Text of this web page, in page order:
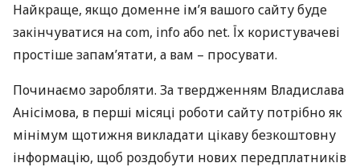
Найкраще, якщо доменне ім’я вашого сайту буде
закінчуватися на com, info або net. Їх користувачеві
простіше запам’ятати, а вам – просувати.
Починаємо заробляти. За твердженням Владислава
Анісімова, в перші місяці роботи сайту потрібно як
мінімум щотижня викладати цікаву безкоштовну
інформацію, щоб роздобути нових передплатників